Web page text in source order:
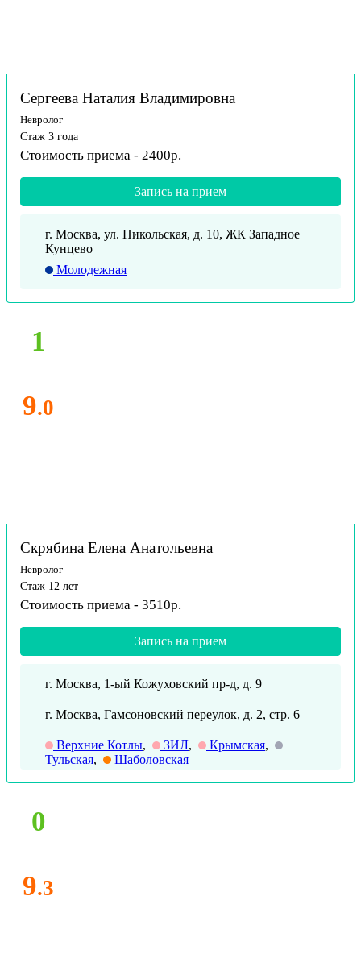
Сергеева Наталия Владимировна
Невролог
Стаж 3 года
Стоимость приема - 2400р.
Запись на прием
г. Москва, ул. Никольская, д. 10, ЖК Западное
Кунцево
Молодежная
1
9.0
Скрябина Елена Анатольевна
Невролог
Стаж 12 лет
Стоимость приема - 3510р.
Запись на прием
г. Москва, 1-ый Кожуховский пр-д, д. 9
г. Москва, Гамсоновский переулок, д. 2, стр. 6
Верхние Котлы, ЗИЛ, Крымская,
Тульская, Шаболовская
0
9.3